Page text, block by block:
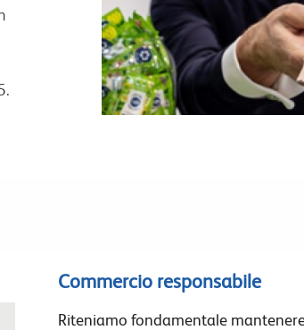
Commercio responsabile
Riteniamo fondamentale